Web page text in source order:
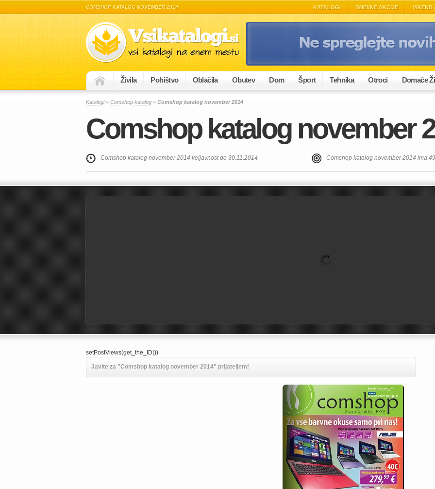
COMSHOP KATALOG NOVEMBER 2014 KATALOGI DNEVNE AKCIJE VIKEND
Živila Pohištvo Oblačila Obutev Dom Šport Tehnika Otroci Domače
Katalogi» Comshop katalog » Comshop katalog november 2014
Comshop katalog november
Comshop katalog november 2014 veljavnost do 30.11.2014 Comshop katalog november 2014 ima
setPostViews(get_the_ID())
Javite za "Comshop katalog november 2014" prijateljem!